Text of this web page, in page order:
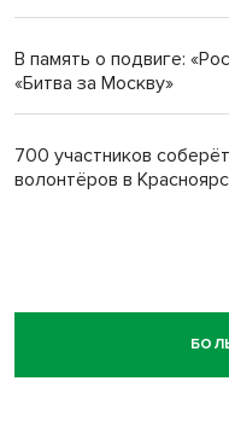
В память о подвиге:
«Битва за Москву»
700 участников
волонтёров в